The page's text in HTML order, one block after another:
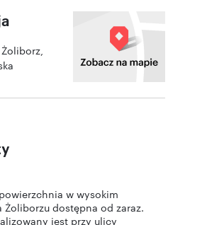
Żoliborz
w wysokim
Żoliborzu dostępna od zaraz.
jest przy ulicy